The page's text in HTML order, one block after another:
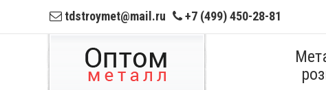
tdstroymet@mail.ru +7 (499) 450-28-81